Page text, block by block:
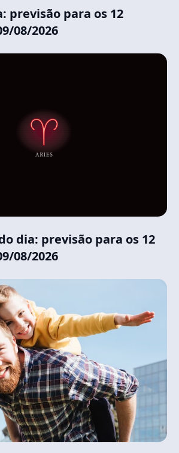
previsão para os 12
08/2026
dia: previsão para os 12
08/2026